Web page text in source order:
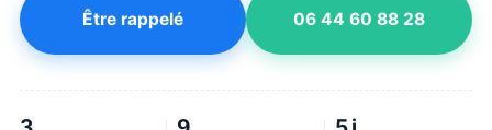
Être rappelé 06 44 60 88 28